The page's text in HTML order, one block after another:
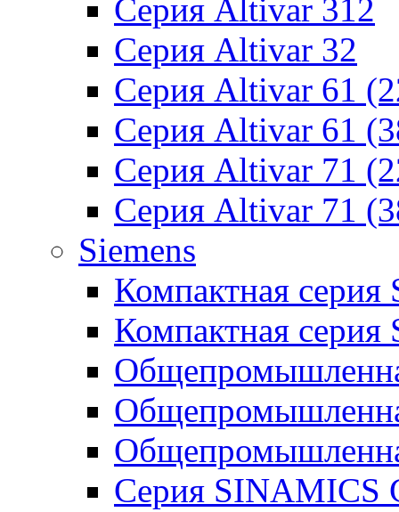
Серия Altivar 312
Серия Altivar 32
Серия Altivar 61
Серия Altivar 61
Серия Altivar 71
Серия Altivar 71
Siemens
Компактная
Компактная
Серия SINAMICS